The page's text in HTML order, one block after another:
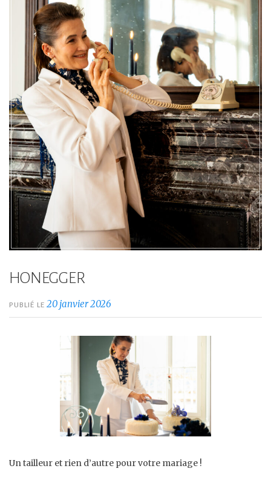
HONEGGER
PUBLIÉ LE 20 janvier 2026
Un tailleur et rien d’autre pour votre mariage !